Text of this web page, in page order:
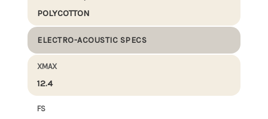
POLYCOTTON
ELECTRO-ACOUSTIC SPECS
XMAX
12.4
FS